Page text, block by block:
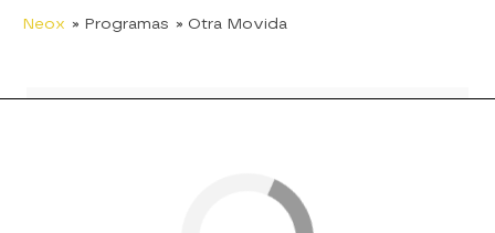
Neox » Programas » Otra Movida